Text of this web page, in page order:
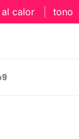
tonos